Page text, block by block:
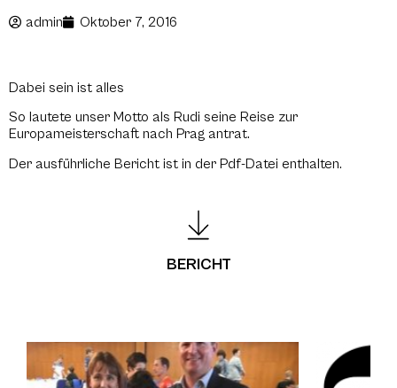
admin Oktober 7, 2016
Dabei sein ist alles
So lautete unser Motto als Rudi seine Reise zur
Europameisterschaft nach Prag antrat.
Der ausführliche Bericht ist in der Pdf-Datei enthalten.
BERICHT